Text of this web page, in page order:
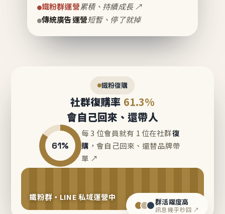
鐵粉群運營累積、持續成長 ↗
傳統廣告運營短暫、停了就掉
鐵粉復購
社群復購率 61.3%
會自己回來、還帶人
61%
每 3 位會員就有 1 位在社群復
購 ，會自己回來、還替品牌帶
單 ↗
鐵粉群・LINE 私域運營中 群活躍度高
訊息幾乎秒回 ↗